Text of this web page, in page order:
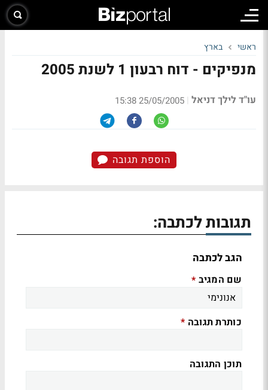
ראשי בארץ
מנפיקים - דוח רבעון 1 לשנת 2005
עו"ד לילך דניאל |
25/05/2005 15:38
הוספת תגובה
תגובות לכתבה:
הגב לכתבה
שם המגיב *
כותרת תגובה *
תוכן התגובה